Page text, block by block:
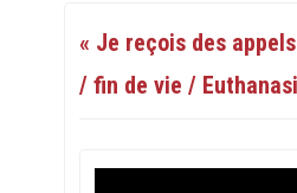
« Je reçois des
/ fin de vie /